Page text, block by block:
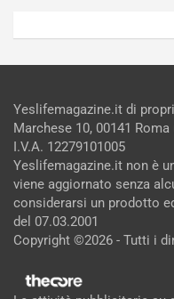
Yeslifemagazine.it di
Marchese 10, 00141
I.V.A. 12279101005
Yeslifemagazine.it non è
viene aggiornato senza
considerarsi un prodotto
del 07.03.2001
Copyright ©2026 - Tutti i